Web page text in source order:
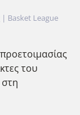
| Basket League
του